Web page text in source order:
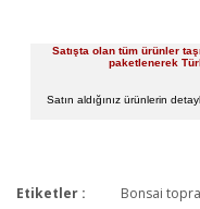
Satışta olan tüm ürünler
paketlenerek
Satın aldığınız ürünlerin
Etiketler : Bonsai